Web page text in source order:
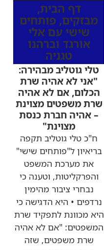
דף הבית,
מבזקים, פותחים
שישי עם אלי
אורגד וברהנו
טגניה
טלי גוטליב מבהירה:
"אני לא אהיה שרת
הכלום, אם לא אהיה
שרת משפטים מצוינת
– אהיה חברת כנסת
מצוינת"
ח"כ טלי גוטליב תקפה
בריאיון ל"פותחים שישי"
את מערכת המשפט
והפרקליטות, וטענה כי
נבחרי ציבור מהימין
נרדפים • היא הדגישה כי
היא מכוונת לתפקיד שרת
המשפטים: "אם לא אהיה
שרת משפטים, שזה